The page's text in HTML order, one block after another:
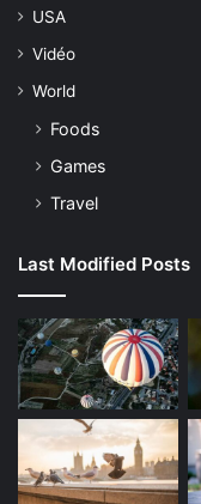
USA
Vidéo
World
Foods
Games
Travel
Last Modified Posts